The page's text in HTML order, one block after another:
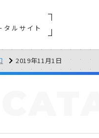
タルサイト
2019年11月1日